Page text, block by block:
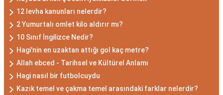
12 levha kanunları nelerdir?
2 Yumurtalı omlet kilo aldırır mı?
10 Sınıf İngilizce Nedir?
Hagi'nin en uzaktan attığı gol kaç metre?
Allah ebced - Tarihsel ve Kültürel Anlamı
Hagi nasıl bir futbolcuydu
Kazık temel ve çakma temel arasındaki farklar nelerdir?